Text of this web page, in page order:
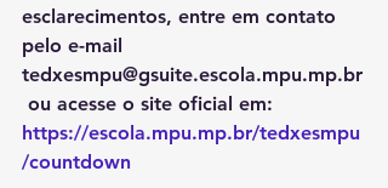
esclarecimentos, entre em contato
pelo e-mail
tedxesmpu@gsuite.escola.mpu.mp.br
ou acesse o site oficial em:
https://escola.mpu.mp.br/tedxesmpu
/countdown